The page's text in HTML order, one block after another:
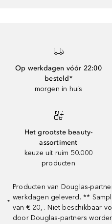
Op werkdagen vóór 22:00
besteld*
morgen in huis
Het grootste beauty-
assortiment
keuze uit ruim 50.000
producten
*
Producten van Douglas-
werkdagen geleverd. **
van € 20,-. Niet beschikbaar
door Douglas-partners